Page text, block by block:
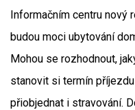
Informačním centru nový
budou moci ubytování
Mohou se rozhodnout,
stanovit si termín
přiobjednat i stravování.